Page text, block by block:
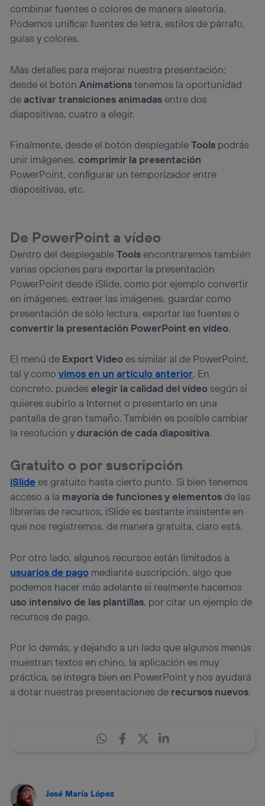
combinar fuentes o colores de manera aleatoria.
Podemos unificar fuentes de letra, estilos de párrafo,
guías y colores.
Más detalles para mejorar nuestra presentación:
desde el botónAnimationstenemos la oportunidad
de activar transiciones animadasentre dos
diapositivas, cuatro a elegir.
Finalmente, desde el botón desplegableTools podrás
unir imágenes,comprimir la presentación
PowerPoint, configurar un temporizador entre
diapositivas, etc.
De PowerPoint a vídeo
Dentro del desplegableToolsencontraremos también
varias opciones para exportar la presentación
PowerPoint desde iSlide, como por ejemplo convertir
en imágenes, extraer las imágenes, guardar como
presentación de sólo lectura, exportar las fuentes o
convertir la presentación PowerPoint en vídeo.
El menú de Export Videoes similar al de PowerPoint,
tal y comovimos en un artículo anterior. En
concreto, puedeselegir la calidad del vídeosegún si
quieres subirlo a Internet o presentarlo en una
pantalla de gran tamaño. También es posible cambiar
la resolución yduración de cada diapositiva.
Gratuito o por suscripción
iSlidees gratuito hasta cierto punto. Si bien tenemos
acceso a la mayoría de funciones y elementosde las
librerías de recursos, iSlide es bastante insistente en
que nos registremos, de manera gratuita, claro está.
Por otro lado, algunos recursos están limitados a
usuarios de pago mediante suscripción, algo que
podemos hacer más adelante si realmente hacemos
uso intensivo de las plantillas, por citar un ejemplo de
recursos de pago.
Por lo demás, y dejando a un lado que algunos menús
muestran textos en chino, la aplicación es muy
práctica, se integra bien en PowerPoint y nos ayudará
a dotar nuestras presentaciones de recursos nuevos.
José María López